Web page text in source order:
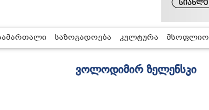
საზოგადოება კულტურა მსოფლიო
ვოლოდიმირ ზელენსკი